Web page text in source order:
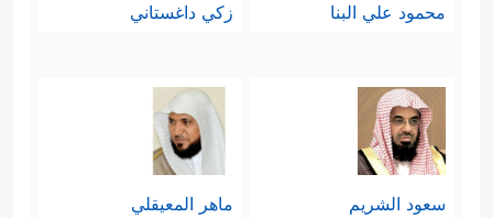
محمود علي البنا زكي داغستاني
سعود الشريم ماهر المعيقلي